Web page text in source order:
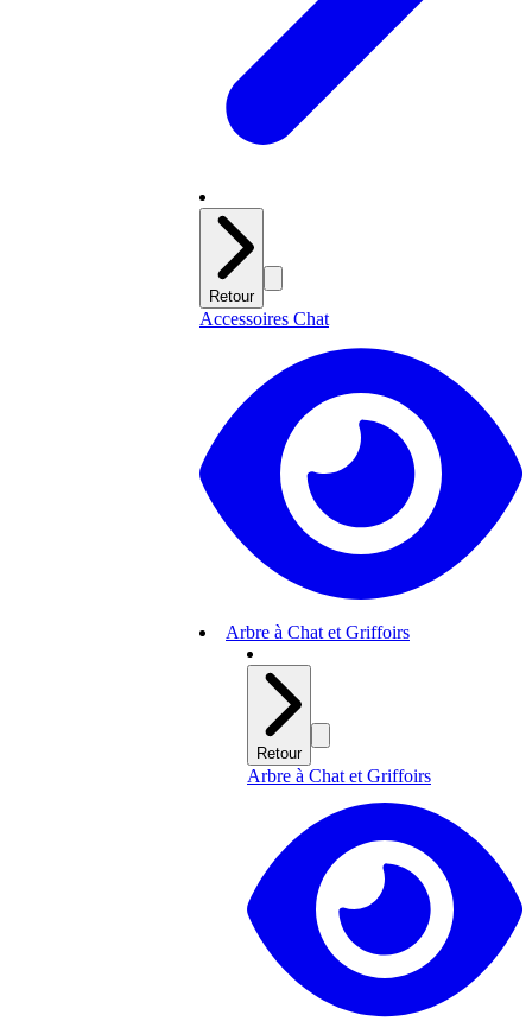
Retour
Accessoires Chat
Arbre à Chat et Griffoirs
Retour
Arbre à Chat et Griffoirs